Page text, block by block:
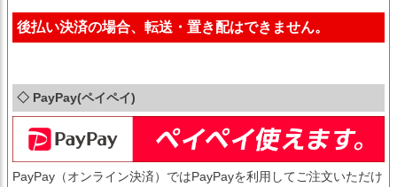
後払い決済の場合、転送・置き配はできません。
◇ PayPay(ペイペイ)
PayPay（オンライン決済）ではPayPayを利用してご注文いただけ